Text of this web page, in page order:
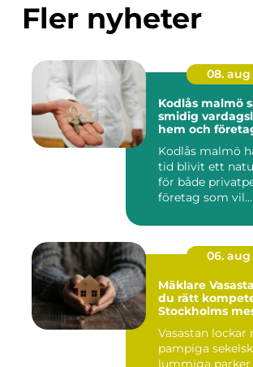
Fler nyheter
08. aug
Kodlås malmö säker och
smidig
hem och
Kodlås malmö
tid blivit ett
för både
företag som vil...
06. aug
Mäklare
du rätt
Stockholms
Vasastan lockar
pampiga
lummiga